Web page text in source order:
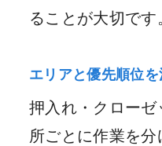
ることが大切です
エリアと優先順位
押入れ・クロー
所ごとに作業を